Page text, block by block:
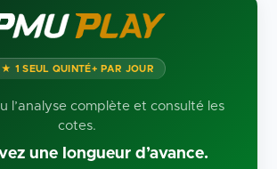
★ 1 SEUL QUINTÉ+ PAR JOUR
l’analyse complète et consulté les
cotes.
une longueur d’avance.